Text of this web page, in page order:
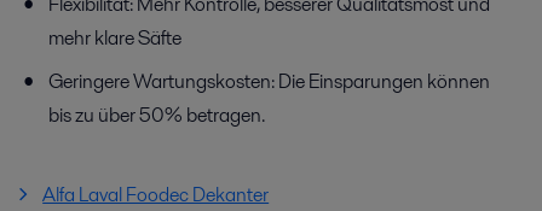
mehr klare Säfte
Geringere Wartungskosten: Die Einsparungen können
bis zu über 50% betragen.
Alfa Laval Foodec Dekanter